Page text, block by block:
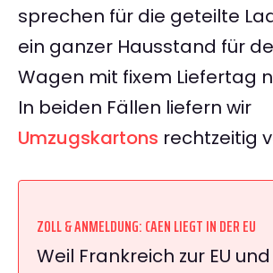
sprechen für die geteilte
ein ganzer Hausstand für
Wagen mit fixem Liefertag
In beiden Fällen liefern wir
Umzugskartons rechtzeitig
ZOLL & ANMELDUNG: CAEN LIEGT IN DER EU
Weil Frankreich zur EU